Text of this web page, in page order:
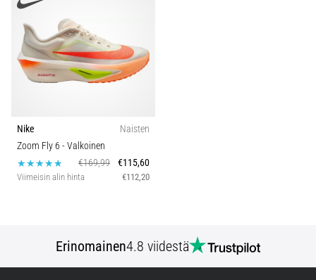
Nike
Naisten
Zoom Fly 6 - Valkoinen
€169,99
€115,60
Viimeisin alin hinta €112,20
Erinomainen4.8 viidestä